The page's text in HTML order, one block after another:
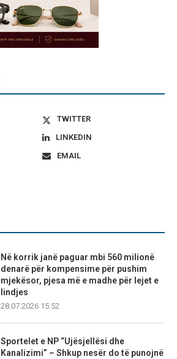
TWITTER
LINKEDIN
EMAIL
Në korrik janë paguar mbi 560 milionë
denarë për kompensime për pushim
mjekësor, pjesa më e madhe për lejet e
lindjes
28.07.2026 15:52
Sportelet e NP “Ujësjellësi dhe
Kanalizimi” – Shkup nesër do të punojnë